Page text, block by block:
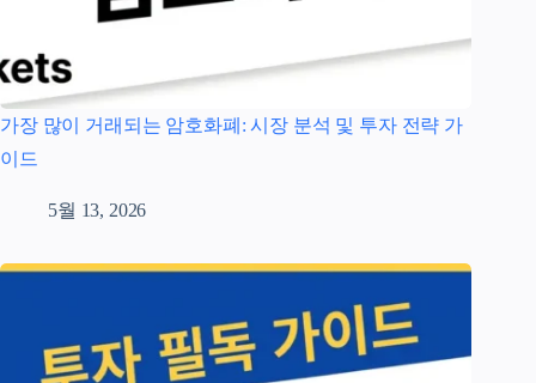
가장 많이 거래되는 암호화폐: 시장 분석 및 투자 전략 가
이드
5월 13, 2026